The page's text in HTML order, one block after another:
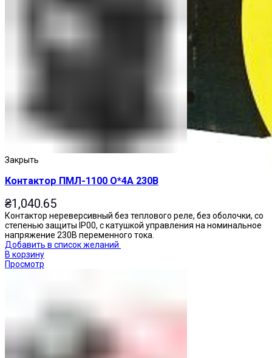
Кнопки нажимные
Закрыть
Контактор ПМЛ-1100 О*4А 230В
₴1,040.65
Контактор нереверсивный без теплового реле, без оболочки, со
степенью защиты IP00, с катушкой управления на номинальное
напряжение 230В переменного тока.
Добавить в список желаний
В корзину
Просмотр